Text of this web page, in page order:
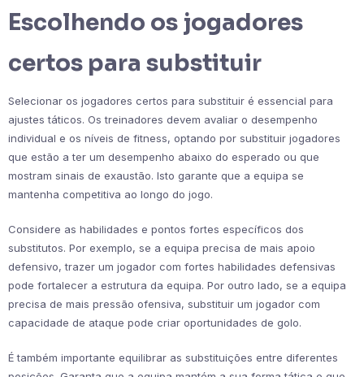
Escolhendo os jogadores
certos para substituir
Selecionar os jogadores certos para substituir é essencial para
ajustes táticos. Os treinadores devem avaliar o desempenho
individual e os níveis de fitness, optando por substituir jogadores
que estão a ter um desempenho abaixo do esperado ou que
mostram sinais de exaustão. Isto garante que a equipa se
mantenha competitiva ao longo do jogo.
Considere as habilidades e pontos fortes específicos dos
substitutos. Por exemplo, se a equipa precisa de mais apoio
defensivo, trazer um jogador com fortes habilidades defensivas
pode fortalecer a estrutura da equipa. Por outro lado, se a equipa
precisa de mais pressão ofensiva, substituir um jogador com
capacidade de ataque pode criar oportunidades de golo.
É também importante equilibrar as substituições entre diferentes